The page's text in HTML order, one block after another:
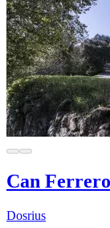
Can
Dosrius